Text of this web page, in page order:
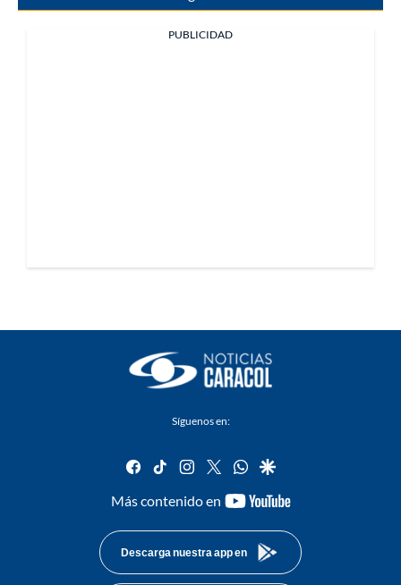
PUBLICIDAD
Síguenos en:
facebook
tiktok instagram
twitterwhatsapp
google
Más contenido en
youtube-
Descarga nuestra app en